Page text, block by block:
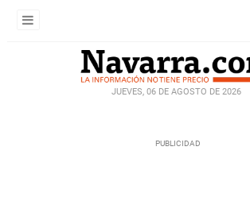
JUEVES, 06 DE AGOSTO DE 2026